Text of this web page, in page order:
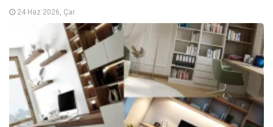
24 Haz 2026, Çar